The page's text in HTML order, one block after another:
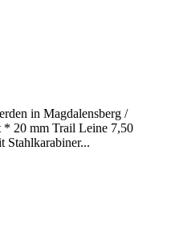
in Magdalensberg /
* 20 mm Trail Leine 7,50
Stahlkarabiner...